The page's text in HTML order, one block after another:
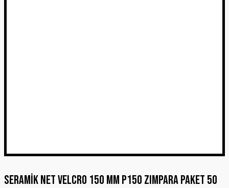
SERAMİK NET VELCRO 150 MM P150 ZIMPARA PAKET 50